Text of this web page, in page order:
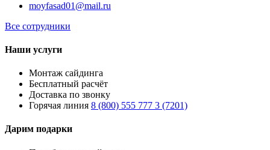
moyfasad01@mail.ru
Все сотрудники
Наши услуги
Монтаж сайдинга
Бесплатный расчёт
Доставка по звонку
Горячая линия 8 (800) 555 777 3 (7201)
Дарим подарки